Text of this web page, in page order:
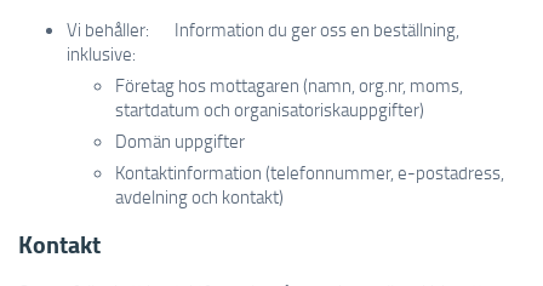
Vi behåller: Information du ger oss en beställning,
inklusive:
Företag hos mottagaren (namn, org.nr, moms,
startdatum och organisatoriskauppgifter)
Domän uppgifter
Kontaktinformation (telefonnummer, e-postadress,
avdelning och kontakt)
Kontakt